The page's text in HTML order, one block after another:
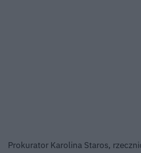
Prokurator Karolina Staros,